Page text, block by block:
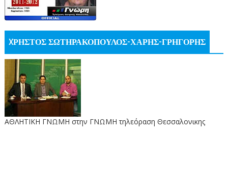
XΡΗΣΤΟΣ ΣΩΤΗΡΑΚΟΠΟΥΛΟΣ-ΧΑΡΗΣ-ΓΡΗΓΟΡΗΣ
ΑΘΛΗΤΙΚΗ ΓΝΩΜΗ στην ΓΝΩΜΗ τηλεόραση Θεσσαλονικης